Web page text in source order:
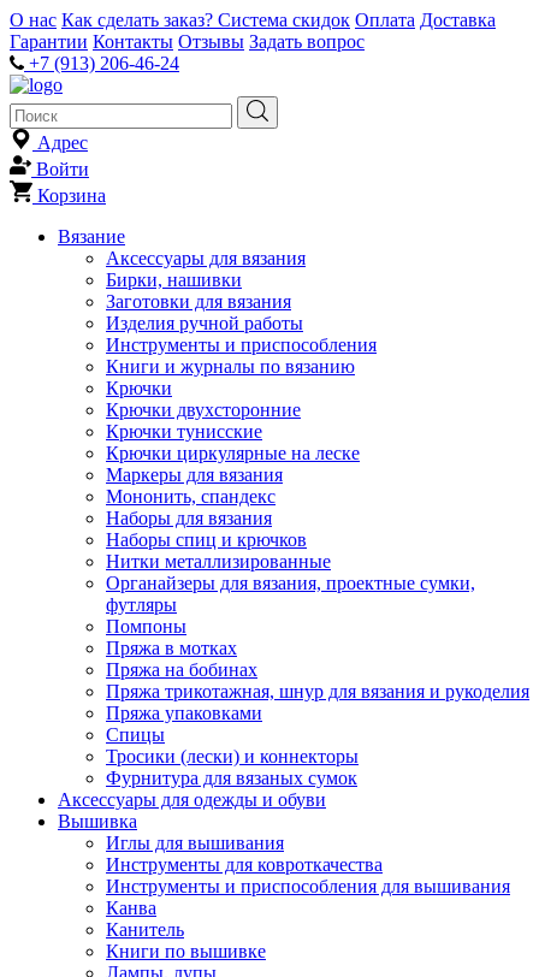
О нас Как сделать заказ? Система скидок Оплата Доставка
Гарантии Контакты Отзывы Задать вопрос
+7 (913) 206-46-24
Адрес
Войти
Корзина
Вязание
Аксессуары для вязания
Бирки, нашивки
Заготовки для вязания
Изделия ручной работы
Инструменты и приспособления
Книги и журналы по вязанию
Крючки
Крючки двухсторонние
Крючки тунисские
Крючки циркулярные на леске
Маркеры для вязания
Мононить, спандекс
Наборы для вязания
Наборы спиц и крючков
Нитки металлизированные
Органайзеры для вязания, проектные сумки,
футляры
Помпоны
Пряжа в мотках
Пряжа на бобинах
Пряжа трикотажная, шнур для вязания и рукоделия
Пряжа упаковками
Спицы
Тросики (лески) и коннекторы
Фурнитура для вязаных сумок
Аксессуары для одежды и обуви
Вышивка
Иглы для вышивания
Инструменты для ковроткачества
Инструменты и приспособления для вышивания
Канва
Канитель
Книги по вышивке
Лампы, лупы